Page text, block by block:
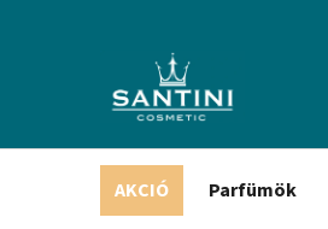
AKCIÓ Parfümök